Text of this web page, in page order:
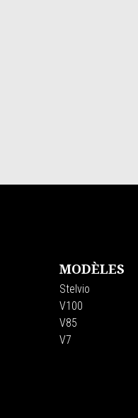
MODÈLES
Stelvio
V100
V85
V7